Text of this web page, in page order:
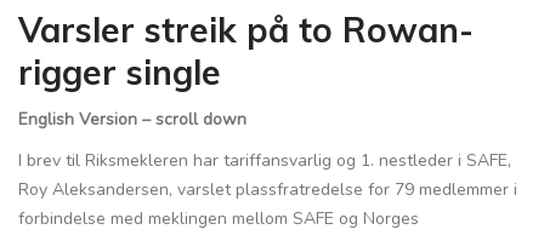
Varsler streik på to Rowan-
rigger single
English Version – scroll down
I brev til Riksmekleren har tariffansvarlig og 1. nestleder i SAFE,
Roy Aleksandersen, varslet plassfratredelse for 79 medlemmer i
forbindelse med meklingen mellom SAFE og Norges